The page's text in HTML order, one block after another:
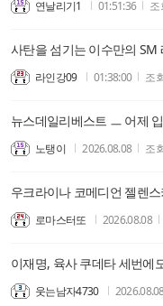
연날리기1 01:51:36 조
사탄을 섬기는 이수만의 SM
라인강09 01:38:00 조
노탱이 2026.08.08 조
로마스터또 2026.08.08
웃는남자4730